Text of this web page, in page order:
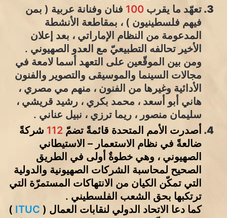
تعهّد ما يقرب 100 فنان وفنانة عربية ( بمن
فيهم فلسطينيون ) ، بمقاطعة الأنشطة
المدعومة من النظام الإماراتي ، بعد إعلان
الأخير تحالفه التطبيعيّ مع العدو الصهيوني .
ومن بين الموقّعين على التعهد أسما لامعة في
مجالات السينما والموسيقى والتصوير والفنون
الأدائية وغيرها من الفنون ، منهم مي مصري ،
هاني أبو أسعد ، محمد بكري ، رشيد قريشي ،
سليمان منصور ، ريما ترزي ، نبيل عناني .
أصدرت الأمم المتحدة قائمةً تضمّ 112 شركةً
ضالعةً في نظام الاستعمار – الاستيطاني
الصهيوني ، وهي خطوةٌ أولى في الطريق
الصحيح لمحاسبة الشركات الصهيونية والدولية
التي تمكّن الكيان من الانتهاكات المستمرّة التي
ترتكبها بحق الشعب الفلسطيني .
كما دعا الاتحاد الدولي لنقابات العمال ( ITUC
)